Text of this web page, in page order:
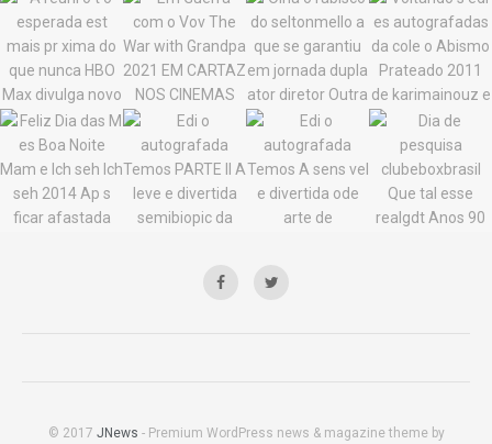
© 2017 JNews - Premium WordPress news & magazine theme by